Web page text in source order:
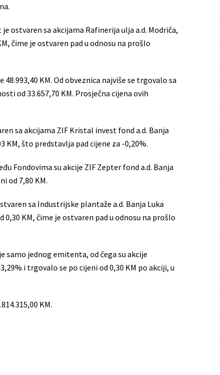
ostvaren sa akcijama Rafinerija ulja a.d. Modriča,
čime je ostvaren pad u odnosu na prošlo
KM. Od obveznica najviše se trgovalo sa
od 33.657,70 KM. Prosječna cijena ovih
sa akcijama ZIF Kristal invest fond a.d. Banja
KM, što predstavlja pad cijene za -0,20%.
Fondovima su akcije ZIF Zepter fond a.d. Banja
od 7,80 KM.
sa Industrijske plantaže a.d. Banja Luka
KM, čime je ostvaren pad u odnosu na prošlo
samo jednog emitenta, od čega su akcije
i trgovalo se po cijeni od 0,30 KM po akciji, u
KM.